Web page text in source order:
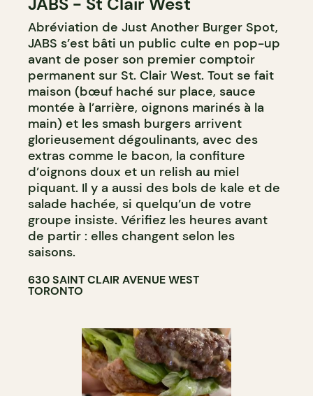
Abréviation de Just Another Burger Spot,
JABS s’est bâti un public culte en pop-up
avant de poser son premier comptoir
permanent sur St. Clair West. Tout se fait
maison (bœuf haché sur place, sauce
montée à l’arrière, oignons marinés à la
main) et les smash burgers arrivent
glorieusement dégoulinants, avec des
extras comme le bacon, la confiture
d’oignons doux et un relish au miel
piquant. Il y a aussi des bols de kale et de
salade hachée, si quelqu’un de votre
groupe insiste. Vérifiez les heures avant
de partir : elles changent selon les
saisons.
630 SAINT CLAIR AVENUE WEST
TORONTO